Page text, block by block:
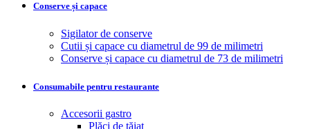
Conserve și capace
Sigilator de conserve
Cutii și capace cu diametrul de 99 de milimetri
Conserve și capace cu diametrul de 73 de milimetri
Consumabile pentru restaurante
Accesorii gastro
Plăci de tăiat